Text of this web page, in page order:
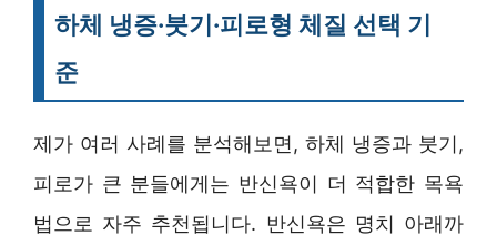
하체 냉증·붓기·피로형 체질 선택 기
준
제가 여러 사례를 분석해보면, 하체 냉증과 붓기,
피로가 큰 분들에게는 반신욕이 더 적합한 목욕
법으로 자주 추천됩니다. 반신욕은 명치 아래까